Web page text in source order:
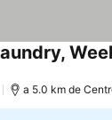
a 5.0 km de